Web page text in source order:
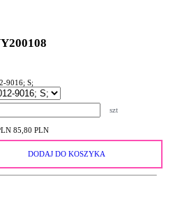
9016; S;
szt
85,80 PLN
DODAJ DO KOSZYKA